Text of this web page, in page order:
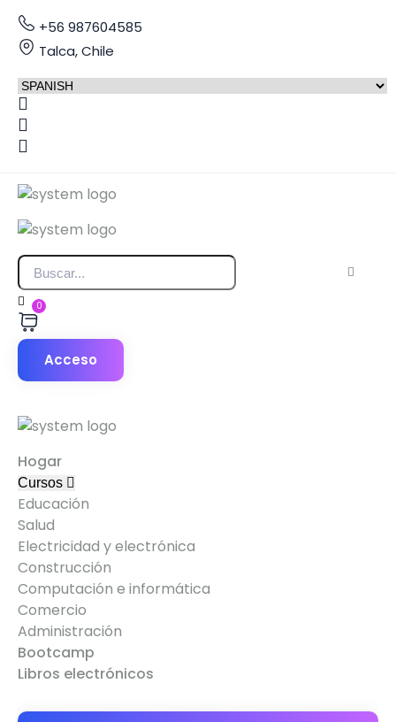
+56 987604585
Talca, Chile
0
Acceso
Hogar
Cursos
Educación
Salud
Electricidad y electrónica
Construcción
Computación e informática
Comercio
Administración
Bootcamp
Libros electrónicos